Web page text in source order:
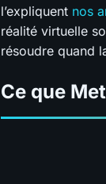
l’expliquent nos
réalité virtuelle
résoudre quand
Ce que